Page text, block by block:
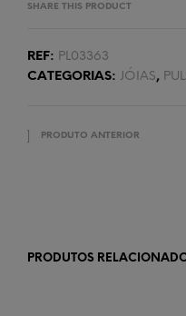
SHARE THIS PRODUCT
REF: PL03363
CATEGORIAS: JÓIAS,
PRODUTO ANTERIOR
PRODUTOS